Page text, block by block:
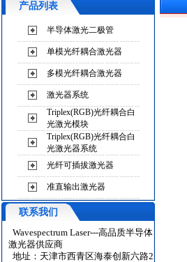
产品列表
半导体激光二极管
单模光纤耦合激光器
多模光纤耦合激光器
激光器系统
Triplex(RGB)光纤耦合白
光激光模块
Triplex(RGB)光纤耦合白
光激光器系统
光纤可插拔激光器
准直输出激光器
联系我们
Wavespectrum Laser---高品质半导体
激光器供应商
地址：天津市西青区海泰创新六路2